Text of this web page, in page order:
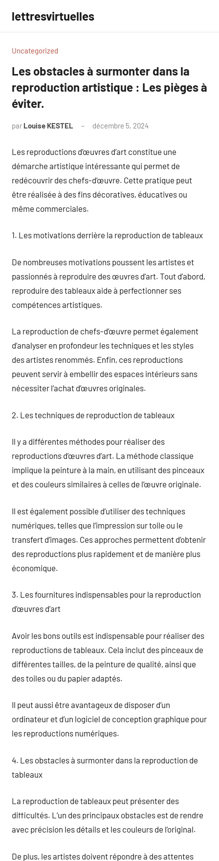
contenu
lettresvirtuelles
Uncategorized
Les obstacles à surmonter dans la
reproduction artistique : Les pièges à
éviter.
par Louise KESTEL décembre 5, 2024
Les reproductions d’œuvres d’art constitue une
démarche artistique intéressante qui permet de
redécouvrir des chefs-d’œuvre. Cette pratique peut
être réalisée à des fins décoratives, éducatives ou
même commerciales.
1. Les motivations derrière la reproduction de tableaux
De nombreuses motivations poussent les artistes et
passionnés à reproduire des œuvres d’art. Tout d’abord,
reproduire des tableaux aide à perfectionner ses
compétences artistiques.
La reproduction de chefs-d’œuvre permet également
d’analyser en profondeur les techniques et les styles
des artistes renommés. Enfin, ces reproductions
peuvent servir à embellir des espaces intérieurs sans
nécessiter l’achat d’œuvres originales.
2. Les techniques de reproduction de tableaux
Il y a différentes méthodes pour réaliser des
reproductions d’œuvres d’art. La méthode classique
implique la peinture à la main, en utilisant des pinceaux
et des couleurs similaires à celles de l’œuvre originale.
Il est également possible d’utiliser des techniques
numériques, telles que l’impression sur toile ou le
transfert d’images. Ces approches permettent d’obtenir
des reproductions plus rapidement et de manière plus
économique.
3. Les fournitures indispensables pour la reproduction
d’œuvres d’art
Avoir les bons outils est indispensable pour réaliser des
reproductions de tableaux. Cela inclut des pinceaux de
différentes tailles, de la peinture de qualité, ainsi que
des toiles ou du papier adaptés.
Il peut aussi être avantageux de disposer d’un
ordinateur et d’un logiciel de conception graphique pour
les reproductions numériques.
4. Les obstacles à surmonter dans la reproduction de
tableaux
La reproduction de tableaux peut présenter des
difficultés. L’un des principaux obstacles est de rendre
avec précision les détails et les couleurs de l’original.
De plus, les artistes doivent répondre à des attentes